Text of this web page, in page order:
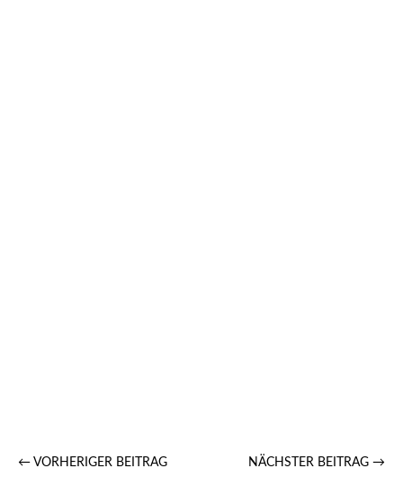
← VORHERIGER BEITRAG NÄCHSTER BEITRAG →